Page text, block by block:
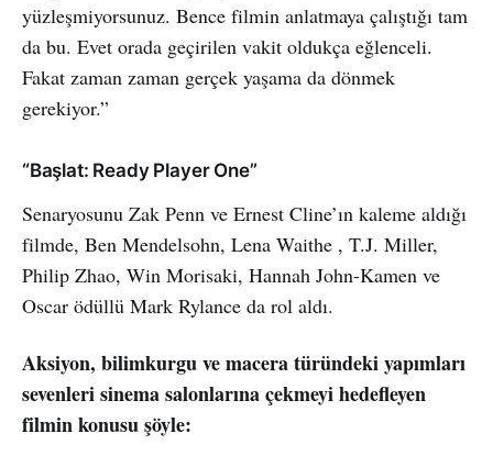
yüzleşmiyorsunuz. Bence filmin anlatmaya çalıştığı tam
da bu. Evet orada geçirilen vakit oldukça eğlenceli.
Fakat zaman zaman gerçek yaşama da dönmek
gerekiyor.”
“Başlat: Ready Player One”
Senaryosunu Zak Penn ve Ernest Cline’ın kaleme aldığı
filmde, Ben Mendelsohn, Lena Waithe , T.J. Miller,
Philip Zhao, Win Morisaki, Hannah John-Kamen ve
Oscar ödüllü Mark Rylance da rol aldı.
Aksiyon, bilimkurgu ve macera türündeki yapımları
sevenleri sinema salonlarına çekmeyi hedefleyen
filmin konusu şöyle: